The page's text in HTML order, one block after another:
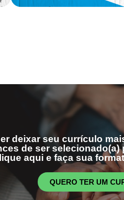
deixar seu currículo
de ser selecionado(a)
aqui e faça sua
QUERO TER UM